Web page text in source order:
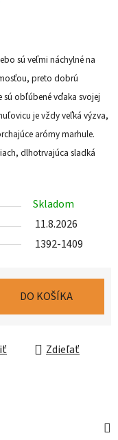
sú veľmi náchylné na
preto dobrú
sú obľúbené vďaka svojej
je vždy veľká výzva,
arómy marhule.
dlhotrvajúca sladká
Skladom
11.8.2026
1392-1409
DO KOŠÍKA
Zdieľať